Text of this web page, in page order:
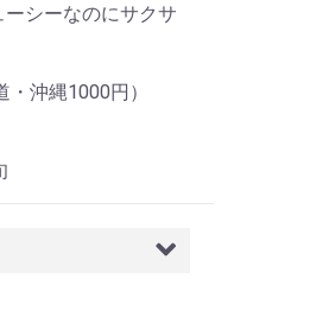
シーなのにサクサ
沖縄1000円）